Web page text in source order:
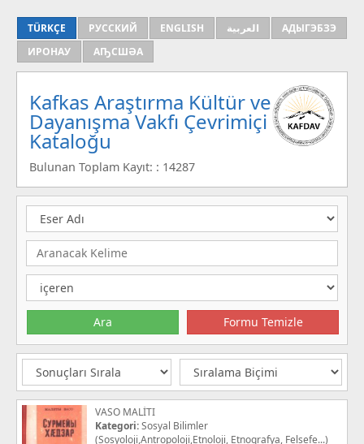
TÜRKÇE РУССКИЙ ENGLISH العربية
АДЫГЭБЗЭ
ИРОНАУ
АҦСШӘА
Kafkas Araştırma Kültür ve
Dayanışma Vakfı Çevrimiçi
Kataloğu
Bulunan Toplam Kayıt: : 14287
VASO MALİTI
Kategori:Sosyal Bilimler
(Sosyoloji,Antropoloji,Etnoloji, Etnografya, Felsefe...)